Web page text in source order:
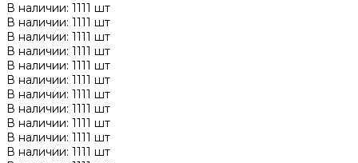
В наличии: 1111 шт
В наличии: 1111 шт
В наличии: 1111 шт
В наличии: 1111 шт
В наличии: 1111 шт
В наличии: 1111 шт
В наличии: 1111 шт
В наличии: 1111 шт
В наличии: 1111 шт
В наличии: 1111 шт
В наличии: 1111 шт